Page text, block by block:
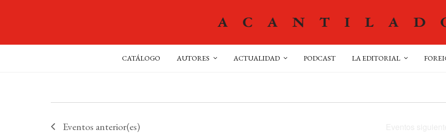
CATÁLOGO AUTORES ACTUALIDAD PODCAST LA EDITORIAL
Eventos anterior(es)